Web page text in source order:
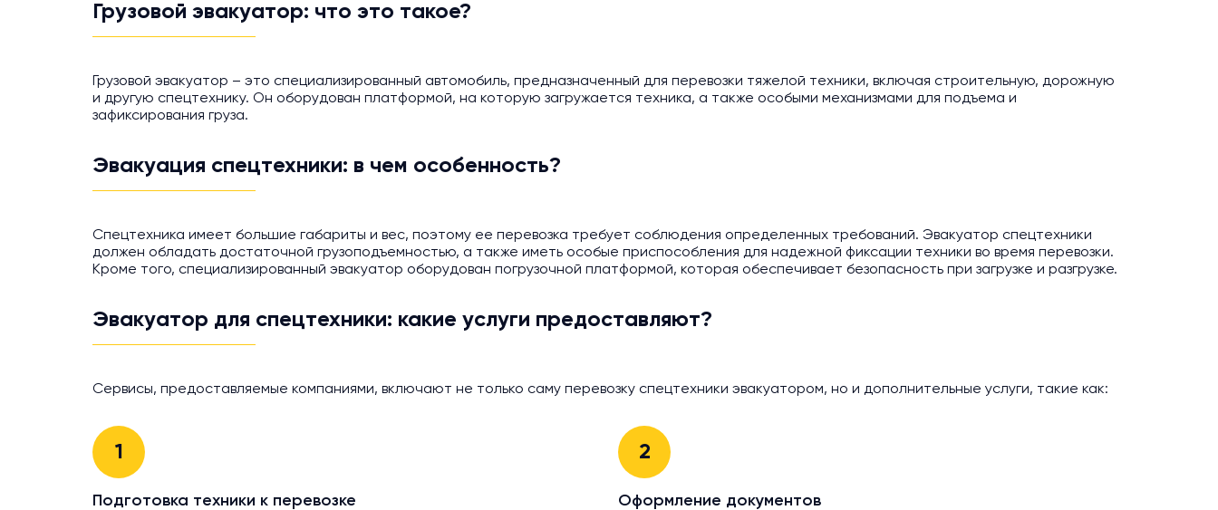
Грузовой эвакуатор: что это такое?
Грузовой эвакуатор – это специализированный автомобиль, предназначенный для перевозки тяжелой техники, включая строительную, дорожную
и другую спецтехнику. Он оборудован платформой, на которую загружается техника, а также особыми механизмами для подъема и
зафиксирования груза.
Эвакуация спецтехники: в чем особенность?
Спецтехника имеет большие габариты и вес, поэтому ее перевозка требует соблюдения определенных требований. Эвакуатор спецтехники
должен обладать достаточной грузоподъемностью, а также иметь особые приспособления для надежной фиксации техники во время перевозки.
Кроме того, специализированный эвакуатор оборудован погрузочной платформой, которая обеспечивает безопасность при загрузке и разгрузке.
Эвакуатор для спецтехники: какие услуги предоставляют?
Сервисы, предоставляемые компаниями, включают не только саму перевозку спецтехники эвакуатором, но и дополнительные услуги, такие как:
1
Подготовка техники к перевозке
2
Оформление документов